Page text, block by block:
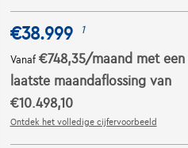
€38.999 1
Vanaf €748,35/maand met een
laatste maandaflossing van
€10.498,10
Ontdek het volledige cijfervoorbeeld